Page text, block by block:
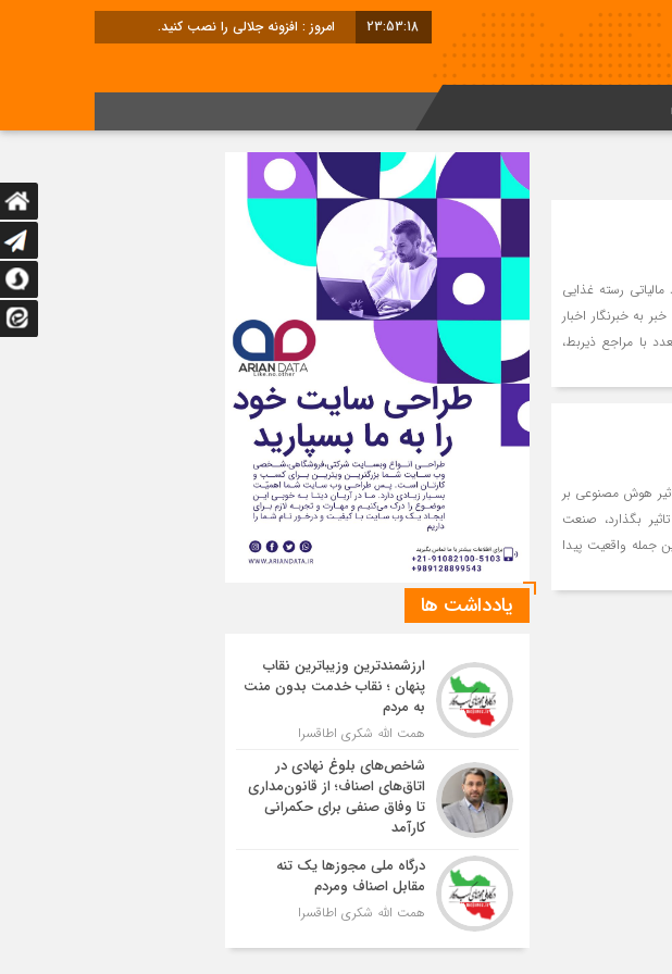
23:53:18 امروز : افزونه جلالی را نصب کنید.
رسته غذایی
به خبرنگار اخبار
با مراجع ذیربط،
هوش مصنوعی بر
بگذارد، صنعت
جمله واقعیت پیدا
یادداشت ها
ارزشمندترین وزیباترین نقاب
پنهان ؛ نقاب خدمت بدون منت
به مردم
همت الله شکری اطاقسرا
شاخص‌های بلوغ نهادی در
اتاق‌های اصناف؛ از قانون‌مداری
تا وفاق صنفی برای حکمرانی
کارآمد
درگاه ملی مجوزها یک تنه
مقابل اصناف ومردم
همت الله شکری اطاقسرا